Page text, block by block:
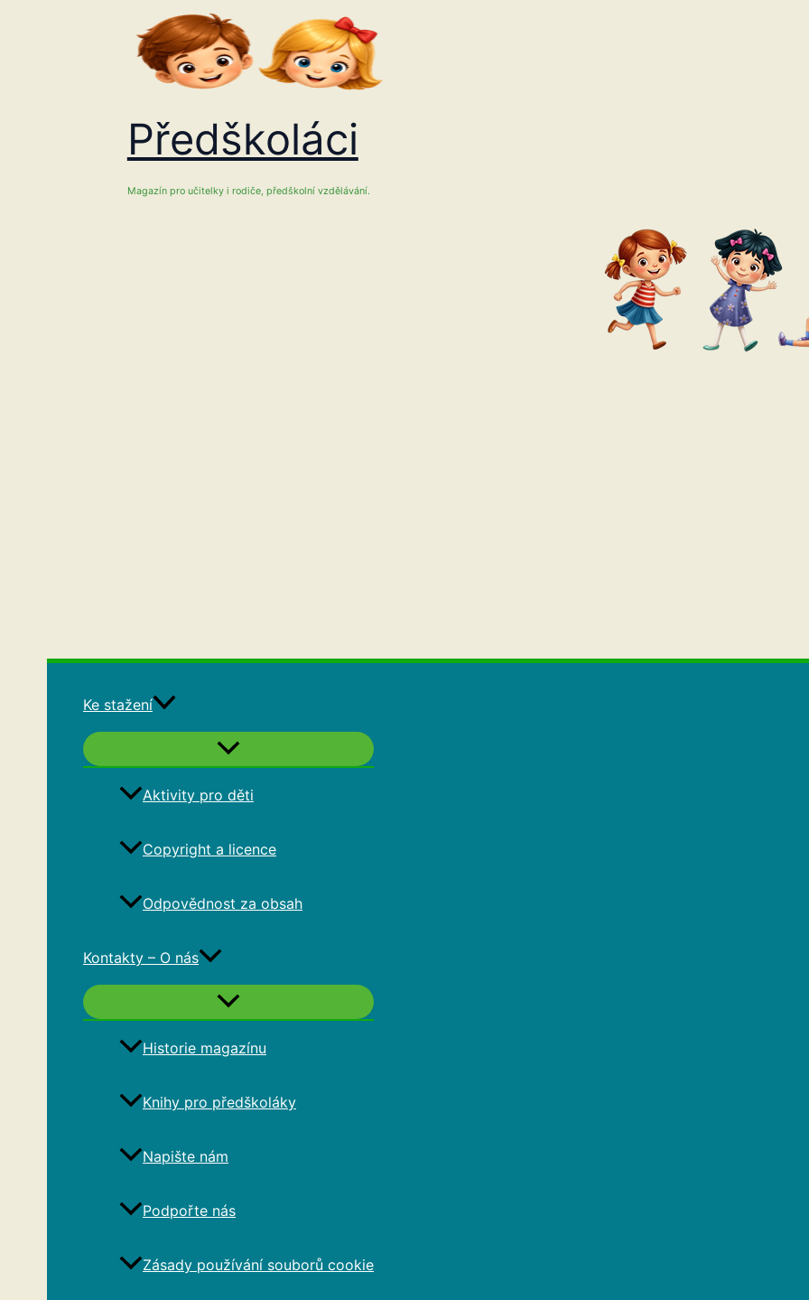
Předškoláci
Magazín pro učitelky i rodiče, předškolní vzdělávání.
Ke stažení
Aktivity pro děti
Copyright a licence
Odpovědnost za obsah
Kontakty – O nás
Historie magazínu
Knihy pro předškoláky
Napište nám
Podpořte nás
Zásady používání souborů cookie